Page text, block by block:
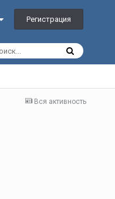
Регистрация
Вся активность